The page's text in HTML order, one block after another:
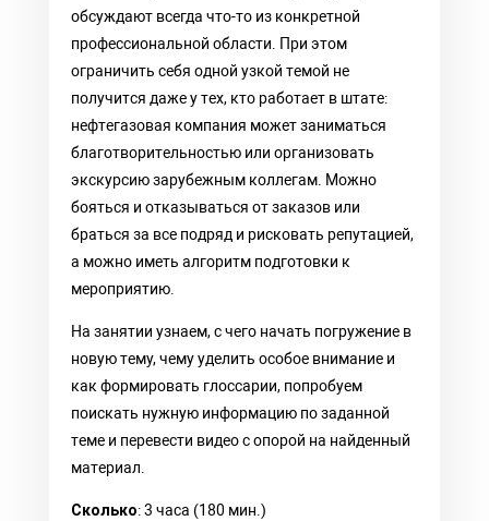
обсуждают всегда что-то из конкретной
профессиональной области. При этом
ограничить себя одной узкой темой не
получится даже у тех, кто работает в штате:
нефтегазовая компания может заниматься
благотворительностью или организовать
экскурсию зарубежным коллегам. Можно
бояться и отказываться от заказов или
браться за все подряд и рисковать репутацией,
а можно иметь алгоритм подготовки к
мероприятию.
На занятии узнаем, с чего начать погружение в
новую тему, чему уделить особое внимание и
как формировать глоссарии, попробуем
поискать нужную информацию по заданной
теме и перевести видео с опорой на найденный
материал.
Сколько: 3 часа (180 мин.)